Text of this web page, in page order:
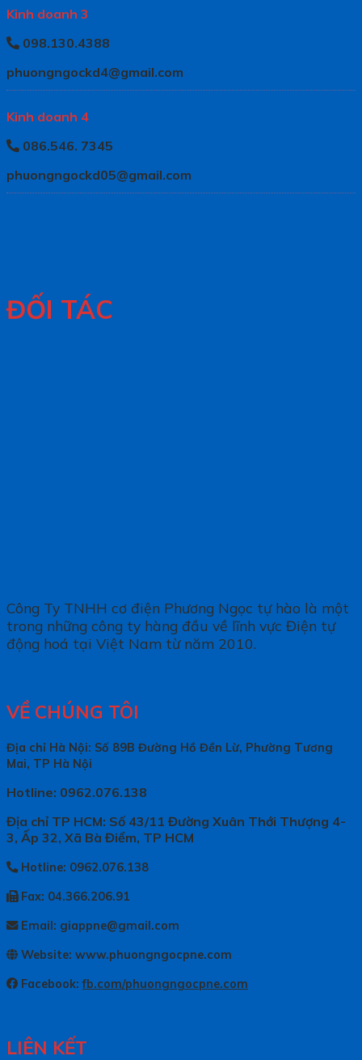
Kinh doanh 3
098.130.4388
phuongngockd4@gmail.com
Kinh doanh 4
086.546. 7345
phuongngockd05@gmail.com
ĐỐI TÁC
Công Ty TNHH cơ điện Phương Ngọc tự hào là một
trong những công ty hàng đầu về lĩnh vực Điện tự
động hoá tại Việt Nam từ năm 2010.
VỀ CHÚNG TÔI
Địa chỉ Hà Nội: Số 89B Đường Hồ Đền Lừ, Phường Tương
Mai, TP Hà Nội
Hotline: 0962.076.138
Địa chỉ TP HCM: Số 43/11 Đường Xuân Thới Thượng 4-
3, Ấp 32, Xã Bà Điểm, TP HCM
Hotline: 0962.076.138
Fax: 04.366.206.91
Email: giappne@gmail.com
Website: www.phuongngocpne.com
Facebook:fb.com/phuongngocpne.com
LIÊN KẾT